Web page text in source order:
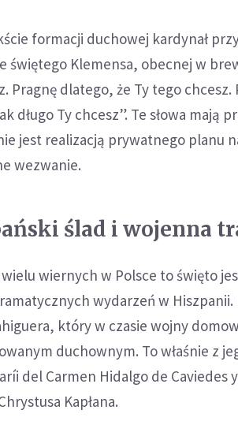
formacji duchowej kardynał
świętego Klemensa, obecnej w
Pragnę dlatego, że Ty tego
długo Ty chcesz”. Te słowa mają
jest realizacją prywatnego planu
wezwanie.
ślad i wojenna
wiernych w Polsce to święto
wydarzeń w Hiszpanii.
który w czasie wojny
duchownym. To właśnie z
del Carmen Hidalgo de Caviedes
Kapłana.